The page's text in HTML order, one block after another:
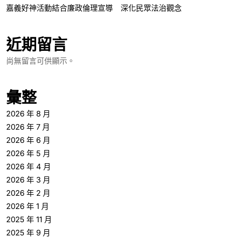
嘉義好神活動結合廉政倫理宣導 深化民眾法治觀念
近期留言
尚無留言可供顯示。
彙整
2026 年 8 月
2026 年 7 月
2026 年 6 月
2026 年 5 月
2026 年 4 月
2026 年 3 月
2026 年 2 月
2026 年 1 月
2025 年 11 月
2025 年 9 月